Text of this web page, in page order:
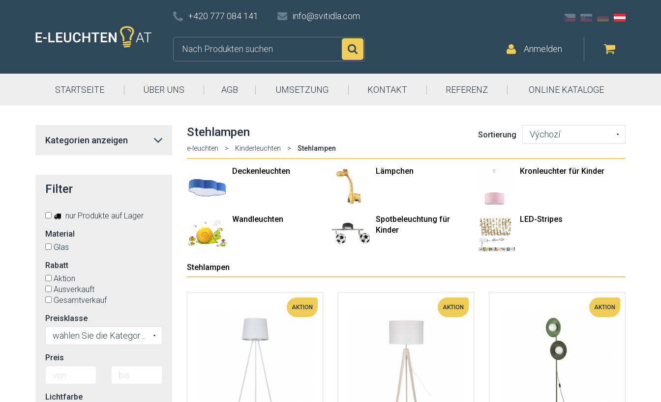
+420 777 084 141 info@svitidla.com
Anmelden
STARTSEITE ÜBER UNS AGB UMSETZUNG KONTAKT REFERENZ ONLINE KATALOGE
Stehlampen
e-leuchten > Kinderleuchten > Stehlampen
Sortierung Výchozí
Deckenleuchten Lämpchen Kronleuchter für Kinder
Wandleuchten
Spotbeleuchtung für
Kinder
LED-Stripes
Stehlampen
AKTION AKTION AKTION
Kategorien anzeigen
Filter
nur Produkte auf Lager
Material
Glas
Rabatt
Aktion
Ausverkauft
Gesamtverkauf
Preisklasse
Preis
Lichtfarbe